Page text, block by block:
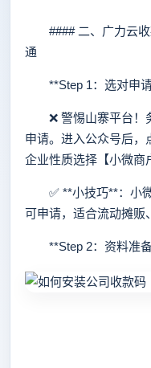
#### 二、广力云收
通
**Step 1：选对申
❌ 警惕山寨平台！
申请。进入公众号后，
企业性质选择【小微商
✅ **小技巧**：小微
可申请，适合流动摊贩
**Step 2：资料准备